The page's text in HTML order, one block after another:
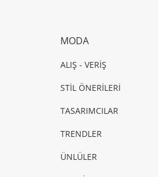
MODA
ALIŞ - VERİŞ
STİL ÖNERİLERİ
TASARIMCILAR
TRENDLER
ÜNLÜLER